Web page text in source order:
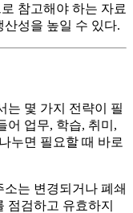
참고해야 하는 자료
성을 높일 수 있다.
는 몇 가지 전략이 필
어 업무, 학습, 취미,
누면 필요할 때 바로
는 변경되거나 폐쇄
점검하고 유효하지